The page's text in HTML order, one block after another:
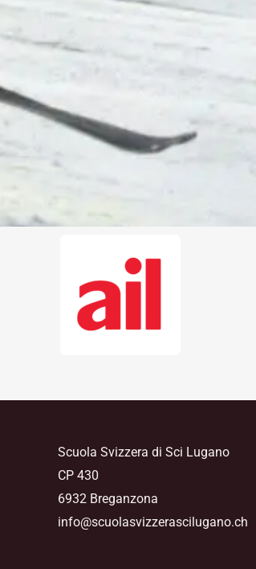
Scuola Svizzera di Sci Lugano
CP 430
6932 Breganzona
info@scuolasvizzerascilugano.ch